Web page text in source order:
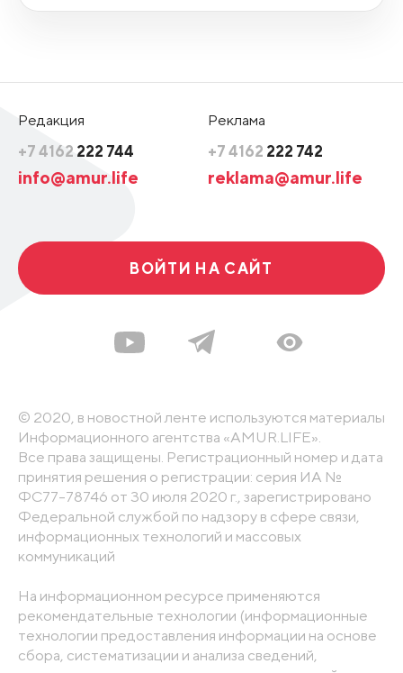
Редакция
+7 4162 222 744
info@amur.life
Реклама
+7 4162 222 742
reklama@amur.life
ВОЙТИ НА САЙТ
© 2020, в новостной ленте используются материалы
Информационного агентства «AMUR.LIFE».
Все права защищены. Регистрационный номер и дата
принятия решения о регистрации: серия ИА №
ФС77-78746 от 30 июля 2020 г., зарегистрировано
Федеральной службой по надзору в сфере связи,
информационных технологий и массовых
коммуникаций
На информационном ресурсе применяются
рекомендательные технологии (информационные
технологии предоставления информации на основе
сбора, систематизации и анализа сведений,